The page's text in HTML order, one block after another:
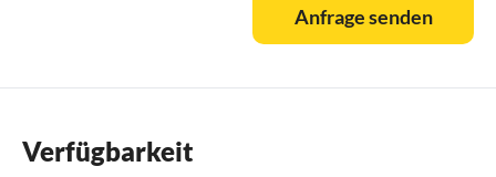
Anfrage senden
Verfügbarkeit